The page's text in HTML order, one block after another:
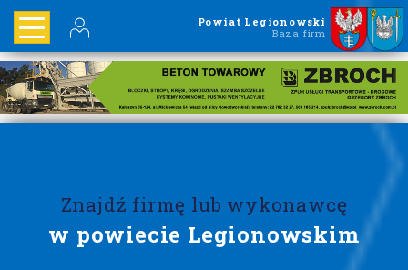
Powiat Legionowski
Baza firm
Znajdź firmę lub wykonawcę
w powiecie Legionowskim